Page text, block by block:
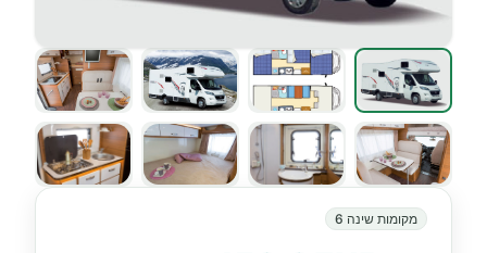
מקומות שינה 6